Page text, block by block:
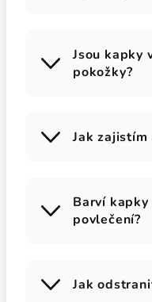
Jsou kapky
pokožky?
Jak zajistím
Barví
povlečení?
Jak